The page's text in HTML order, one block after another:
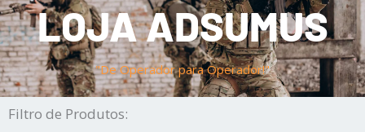
LOJA ADSUMUS
"De Operador para Operador!"
Filtro de Produtos: